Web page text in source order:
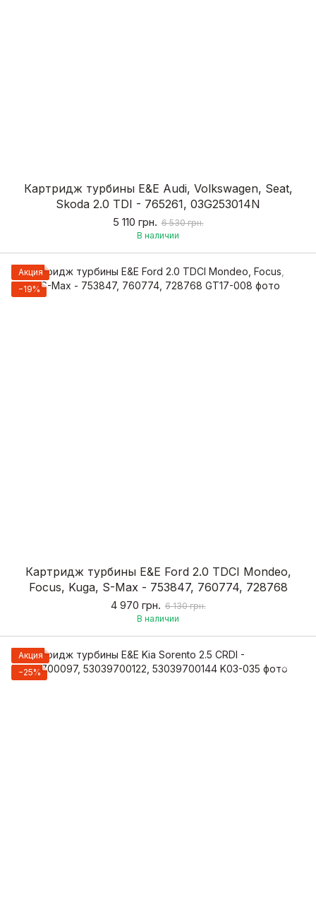
Картридж турбины E&E Audi, Volkswagen, Seat,
Skoda 2.0 TDI - 765261, 03G253014N
5 110 грн. 6 530 грн.
В наличии
Акция
−19%
Картридж турбины E&E Ford 2.0 TDCI Mondeo,
Focus, Kuga, S-Max - 753847, 760774, 728768
4 970 грн. 6 130 грн.
В наличии
Акция
−25%